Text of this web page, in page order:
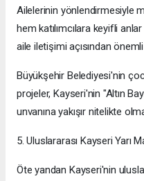
Ailelerinin yönlendirmesiyle
hem katılımcılara keyifli
aile iletişimi açısından
Büyükşehir Belediyesi'nin
projeler, Kayseri'nin "Altın
unvanına yakışır nitelikte
5. Uluslararası Kayseri Yarı
Öte yandan Kayseri'nin